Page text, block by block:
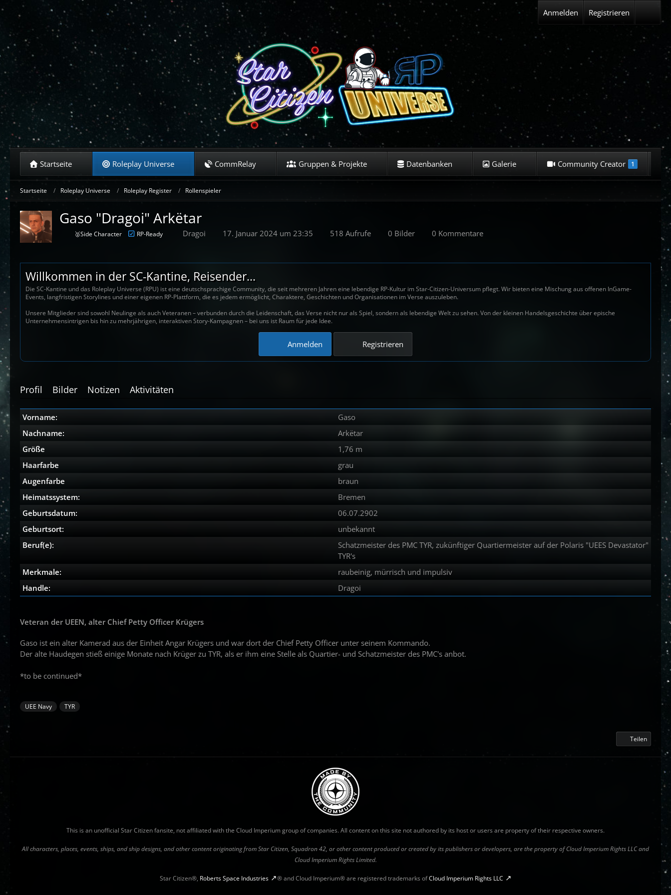
Startseite Roleplay Universe CommRelay Gruppen & Projekte Datenbanken Galerie Community Creator 1
Anmelden Registrieren
Startseite Roleplay Universe Roleplay Register Rollenspieler
Gaso "Dragoi" Arkëtar
🥈Side Character RP-Ready Dragoi 17. Januar 2024 um 23:35 518 Aufrufe 0 Bilder 0 Kommentare
Willkommen in der SC-Kantine, Reisender...
Die SC-Kantine und das Roleplay Universe (RPU) ist eine deutschsprachige Community, die seit mehreren Jahren eine lebendige RP-Kultur im Star-Citizen-Universum pflegt. Wir bieten eine Mischung aus offenen InGame-
Events, langfristigen Storylines und einer eigenen RP-Plattform, die es jedem ermöglicht, Charaktere, Geschichten und Organisationen im Verse auszuleben.
Unsere Mitglieder sind sowohl Neulinge als auch Veteranen – verbunden durch die Leidenschaft, das Verse nicht nur als Spiel, sondern als lebendige Welt zu sehen. Von der kleinen Handelsgeschichte über epische
Unternehmensintrigen bis hin zu mehrjährigen, interaktiven Story-Kampagnen – bei uns ist Raum für jede Idee.
Anmelden Registrieren
Profil Bilder Notizen Aktivitäten
Vorname:
Gaso
Nachname:
Arkëtar
Größe
1,76 m
Haarfarbe
grau
Augenfarbe
braun
Heimatssystem:
Bremen
Geburtsdatum:
06.07.2902
Geburtsort:
unbekannt
Beruf(e):
Schatzmeister des PMC TYR, zukünftiger Quartiermeister auf der Polaris "UEES Devastator"
TYR's
Merkmale:
raubeinig, mürrisch und impulsiv
Handle:
Dragoi
Veteran der UEEN, alter Chief Petty Officer Krügers
Gaso ist ein alter Kamerad aus der Einheit Angar Krügers und war dort der Chief Petty Officer unter seinem Kommando.
Der alte Haudegen stieß einige Monate nach Krüger zu TYR, als er ihm eine Stelle als Quartier- und Schatzmeister des PMC's anbot.
*to be continued*
UEE Navy TYR
Teilen
This is an unofficial Star Citizen fansite, not affiliated with the Cloud Imperium group of companies. All content on this site not authored by its host or users are property of their respective owners.
All characters, places, events, ships, and ship designs, and other content originating from Star Citizen, Squadron 42, or other content produced or created by its publishers or developers, are the property of Cloud Imperium Rights LLC and
Cloud Imperium Rights Limited.
Star Citizen®, Roberts Space Industries ® and Cloud Imperium® are registered trademarks ofCloud Imperium Rights LLC